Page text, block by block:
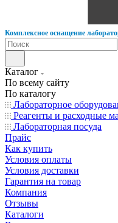
Комплексное оснащение
Каталог
По всему сайту
По каталогу
Лабораторное
Реагенты и расходные
Лабораторная посуда
Прайс
Как купить
Условия оплаты
Условия доставки
Гарантия на товар
Компания
Отзывы
Каталоги